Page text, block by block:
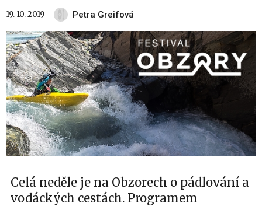
19. 10. 2019 Petra Greifová
Celá neděle je na Obzorech o pádlování a
vodáckých cestách. Programem